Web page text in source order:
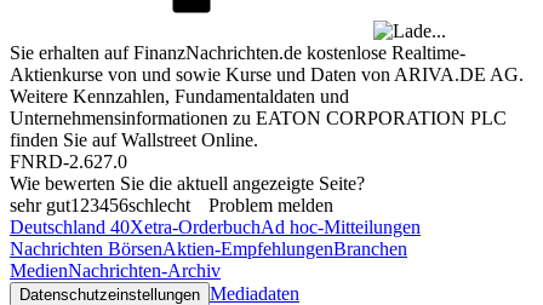
Sie erhalten auf FinanzNachrichten.de kostenlose Realtime-
Aktienkurse von und sowie Kurse und Daten von ARIVA.DE AG.
Weitere Kennzahlen, Fundamentaldaten und
Unternehmensinformationen zu EATON CORPORATION PLC
finden Sie aufWallstreet Online.
FNRD-2.627.0
Wie bewerten Sie die aktuell angezeigte Seite?
sehr gut1 23456schlecht
Problem melden
Deutschland 40Xetra-OrderbuchAd hoc-Mitteilungen
Nachrichten BörsenAktien-EmpfehlungenBranchen
MedienNachrichten-Archiv
Datenschutzeinstellungen Mediadaten